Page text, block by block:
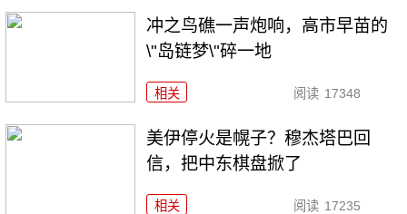
冲之鸟礁一声炮响，高市早苗的
\"岛链梦\"碎一地
相关 阅读 17348
美伊停火是幌子？穆杰塔巴回
信，把中东棋盘掀了
相关 阅读 17235